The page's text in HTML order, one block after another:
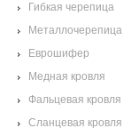
Гибкая черепица
Металлочерепица
Еврошифер
Медная кровля
Фальцевая кровля
Сланцевая кровля